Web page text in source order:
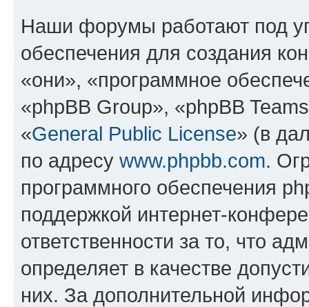
Наши форумы работают под
обеспечения для создания
«они», «программное
«phpBB Group», «phpBB
«General Public License» (в
по адресу www.phpbb.com.
программного обеспечения
поддержкой интернет-
ответственности за то, что
определяет в качестве
них. За дополнительной